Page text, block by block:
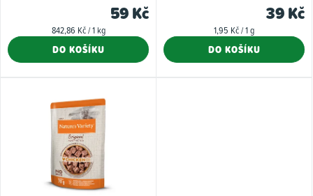
59 Kč
Měrná
842,86 Kč / 1 kg
DO KOŠÍKU
39 Kč
Měrná
1,95 Kč / 1 g
DO KOŠÍKU